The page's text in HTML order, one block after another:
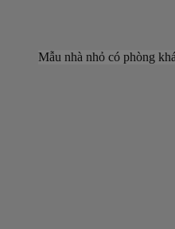
Mẫu nhà nhỏ có phòng